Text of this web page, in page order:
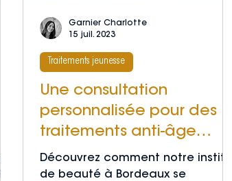
Une consultation
personnalisée pour des
traitements anti-âge
adaptés : Notre
approche experte
Découvrez comment notre institut
de beauté à Bordeaux se
Traitements jeunesse
Garnier Charlotte
15 juil. 2023